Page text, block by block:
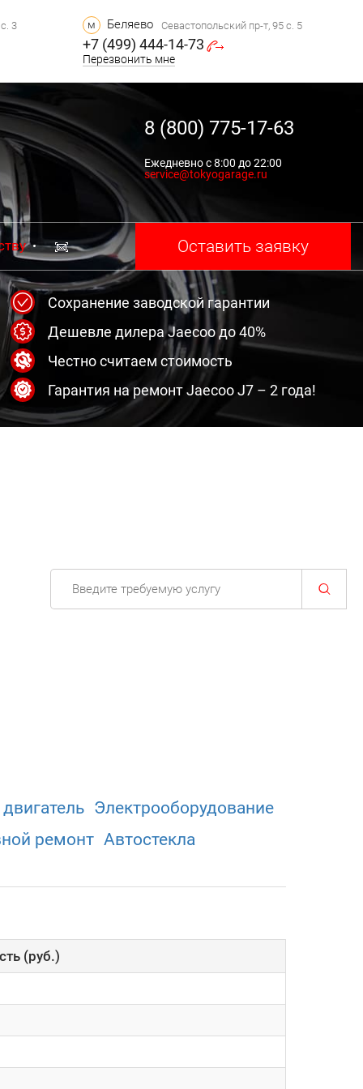
3 м Беляево Севастопольский пр-т, 95 с. 5
+7 (499) 444-14-73
Перезвонить мне
8 (800) 775-17-63
Ежедневно с 8:00 до 22:00
service@tokyogarage.ru
Оставить заявку
Сохранение заводской гарантии
Дешевле дилера Jaecoo до 40%
Честно считаем стоимость
Гарантия на ремонт Jaecoo J7 – 2 года!
Электрооборудованиe
ремонт Автостекла
(руб.)